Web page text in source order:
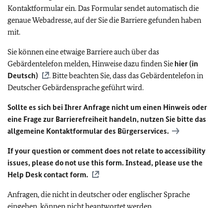
Kontaktformular ein. Das Formular sendet automatisch die
genaue Webadresse, auf der Sie die Barriere gefunden haben
mit.
Sie können eine etwaige Barriere auch über das
Gebärdentelefon melden, Hinweise dazu finden Sie hier (in
Deutsch)
. Bitte beachten Sie, dass das Gebärdentelefon in
Deutscher Gebärdensprache geführt wird.
Sollte es sich bei Ihrer Anfrage nicht um einen Hinweis oder
eine Frage zur Barrierefreiheit handeln, nutzen Sie bitte das
allgemeine Kontaktformular des Bürgerservices.
If your question or comment does not relate to accessibility
issues, please do not use this form. Instead, please use the
Help Desk contact form.
Anfragen, die nicht in deutscher oder englischer Sprache